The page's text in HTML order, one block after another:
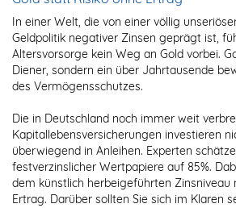
In einer Welt, die von einer völlig
Geldpolitik negativer Zinsen geprägt ist,
Altersvorsorge kein Weg an Gold vorbei.
Diener, sondern ein über Jahrtausende
des Vermögensschutzes.
Die in Deutschland noch immer weit
Kapitallebensversicherungen investieren
überwiegend in Anleihen. Experten
festverzinslicher Wertpapiere auf 85%.
dem künstlich herbeigeführten Zinsniveau
Ertrag. Darüber sollten Sie sich im Klaren